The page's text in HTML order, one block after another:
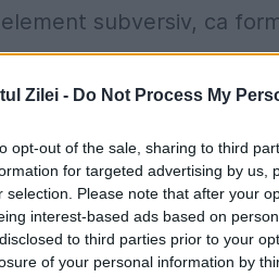
Zilei - Do Not Process My
opt-out of the sale, sharing to third
for targeted advertising by us,
selection. Please note that after your
interest-based ads based on
to third parties prior to your
of your personal information by
subversiv, ca
de supravieţuire,
la Gala Tânărului
Puteţi face
toate detaliile despre
Zilnic fiţi alături de ei şi
al Galei HOP